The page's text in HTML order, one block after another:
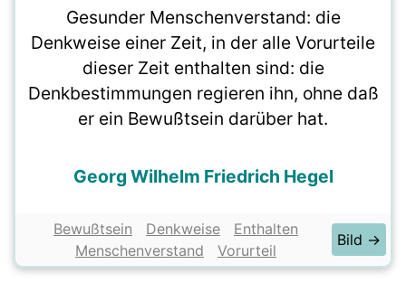
Gesunder Menschenverstand: die
Denkweise einer Zeit, in der alle Vorurteile
dieser Zeit enthalten sind: die
Denkbestimmungen regieren ihn, ohne daß
er ein Bewußtsein darüber hat.
Georg Wilhelm Friedrich Hegel
Bewußtsein Denkweise
Enthalten
Menschenverstand
Vorurteil
Bild →